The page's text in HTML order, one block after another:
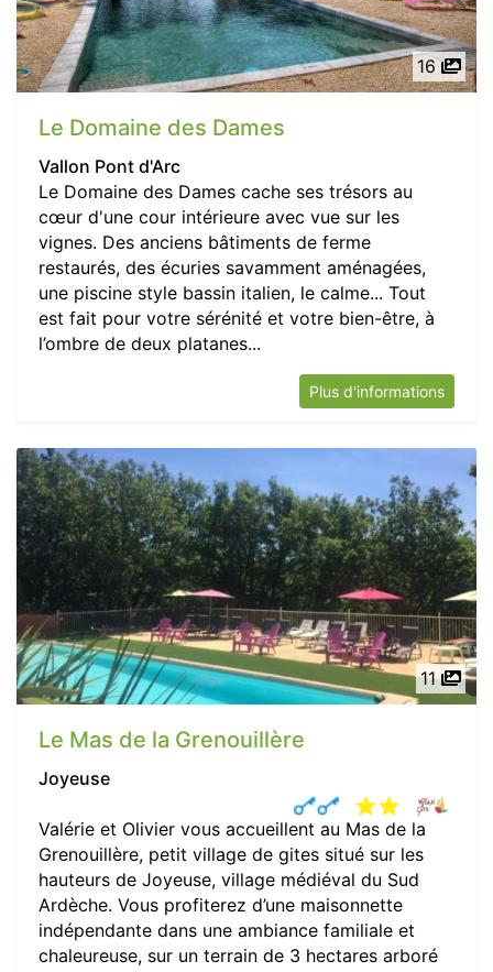
16
Le Domaine des Dames
Vallon Pont d'Arc
Le Domaine des Dames cache ses trésors au
cœur d'une cour intérieure avec vue sur les
vignes. Des anciens bâtiments de ferme
restaurés, des écuries savamment aménagées,
une piscine style bassin italien, le calme... Tout
est fait pour votre sérénité et votre bien-être, à
l’ombre de deux platanes...
Plus d'informations
11
Le Mas de la Grenouillère
Joyeuse
Valérie et Olivier vous accueillent au Mas de la
Grenouillère, petit village de gites situé sur les
hauteurs de Joyeuse, village médiéval du Sud
Ardèche. Vous profiterez d’une maisonnette
indépendante dans une ambiance familiale et
chaleureuse, sur un terrain de 3 hectares arboré